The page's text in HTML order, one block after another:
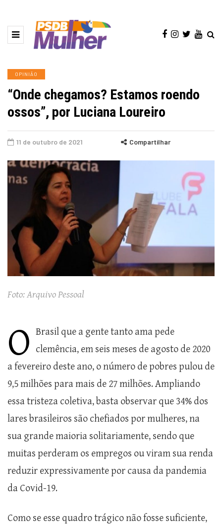
OPINIÃO
“Onde chegamos? Estamos roendo
ossos”, por Luciana Loureiro
11 de outubro de 2021 Compartilhar
Foto: Arquivo Pessoal
O Brasil que a gente tanto ama pede
clemência, em seis meses de agosto de 2020
a fevereiro deste ano, o número de pobres pulou de
9,5 milhões para mais de 27 milhões. Ampliando
essa tristeza coletiva, basta observar que 34% dos
lares brasileiros são chefiados por mulheres, na
sua grande maioria solitariamente, sendo que
muitas perderam os empregos ou viram sua renda
reduzir expressivamente por causa da pandemia
da Covid-19.
Como se esse quadro trágico não fosse suficiente,